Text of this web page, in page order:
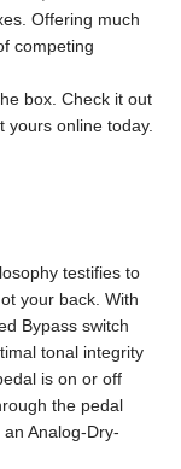
Offering much
competing
box. Check it out
yours online today.
testifies to
your back. With
Bypass switch
tonal integrity
is on or off
the pedal
Analog-Dry-